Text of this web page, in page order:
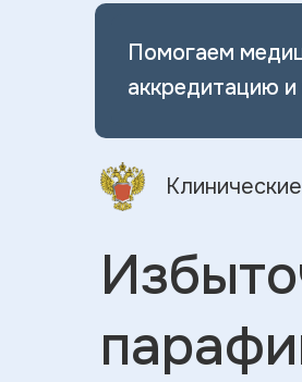
Помогаем
аккредитацию